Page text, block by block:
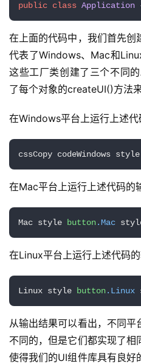
public class Application
在上面的代码中，我们首先创
代表了Windows、Mac和
这些工厂类创建了三个不同
了每个对象的createUI()方法
在Windows平台上运行上述代
cssCopy codeWindows style
在Mac平台上运行上述代码的
Mac style button.Mac
在Linux平台上运行上述代码的
Linux style button.Linux
从输出结果可以看出，不同
不同的，但是它们都实现了
使得我们的UI组件库具有良